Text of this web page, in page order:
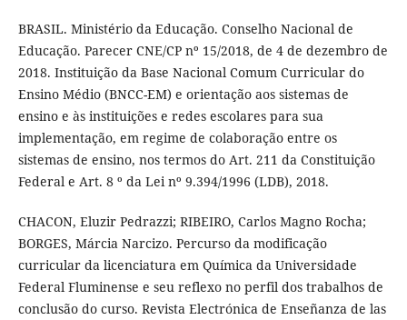
BRASIL. Ministério da Educação. Conselho Nacional de
Educação. Parecer CNE/CP nº 15/2018, de 4 de dezembro de
2018. Instituição da Base Nacional Comum Curricular do
Ensino Médio (BNCC-EM) e orientação aos sistemas de
ensino e às instituições e redes escolares para sua
implementação, em regime de colaboração entre os
sistemas de ensino, nos termos do Art. 211 da Constituição
Federal e Art. 8 º da Lei nº 9.394/1996 (LDB), 2018.
CHACON, Eluzir Pedrazzi; RIBEIRO, Carlos Magno Rocha;
BORGES, Márcia Narcizo. Percurso da modificação
curricular da licenciatura em Química da Universidade
Federal Fluminense e seu reflexo no perfil dos trabalhos de
conclusão do curso. Revista Electrónica de Enseñanza de las